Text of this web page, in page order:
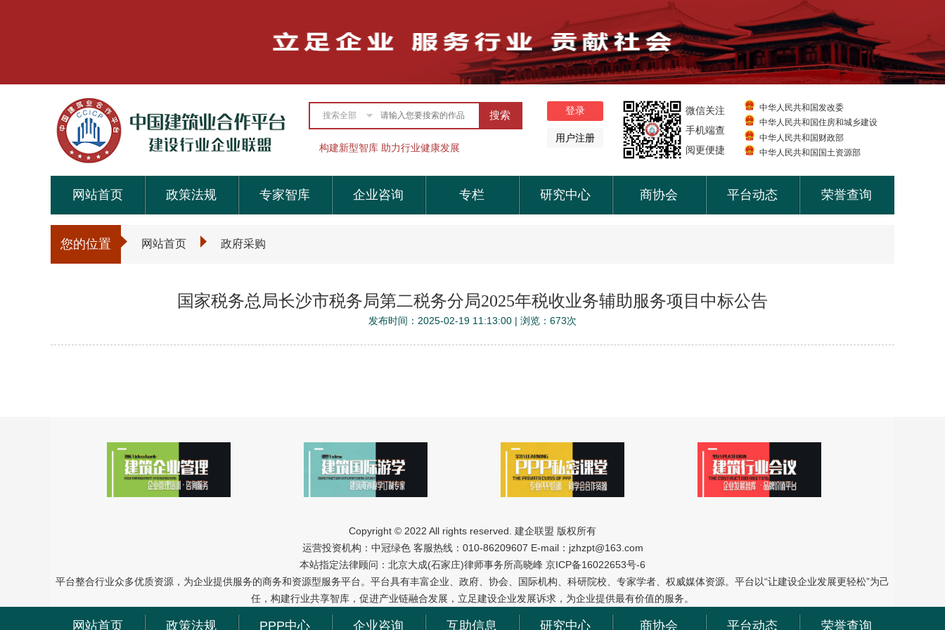
搜索全部
构建新型智库 助力行业健康发展
微信关注
手机端查
阅更便捷
中华人民共和国发改委
中华人民共和国住房和城乡建设
中华人民共和国财政部
中华人民共和国国土资源部
网站首页 政策法规 专家智库 企业咨询 专栏 研究中心 商协会 平台动态 荣誉查询
您的位置 网站首页 政府采购
国家税务总局长沙市税务局第二税务分局2025年税收业务辅助服务项目中标公告
发布时间：2025-02-19 11:13:00 | 浏览：673次
Copyright © 2022 All rights reserved. 建企联盟 版权所有
运营投资机构：中冠绿色 客服热线：010-86209607 E-mail：jzhzpt@163.com
本站指定法律顾问：北京大成(石家庄)律师事务所高晓峰 京ICP备16022653号-6
平台整合行业众多优质资源，为企业提供服务的商务和资源型服务平台。平台具有丰富企业、政府、协会、国际机构、科研院校、专家学者、权威媒体资源。平台以“让建设企业发展更轻松”为己
任，构建行业共享智库，促进产业链融合发展，立足建设企业发展诉求，为企业提供最有价值的服务。
网站首页 政策法规 PPP中心 企业咨询 互助信息 研究中心 商协会 平台动态 荣誉查询